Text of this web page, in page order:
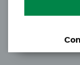
Du kan hämta